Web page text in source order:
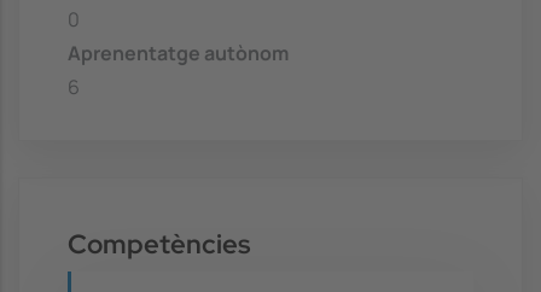
0
Aprenentatge autònom
6
Competències